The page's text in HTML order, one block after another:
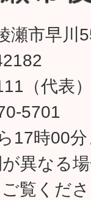
瀬市早川
（代表
5701
17時00
が異なる
覧くだ